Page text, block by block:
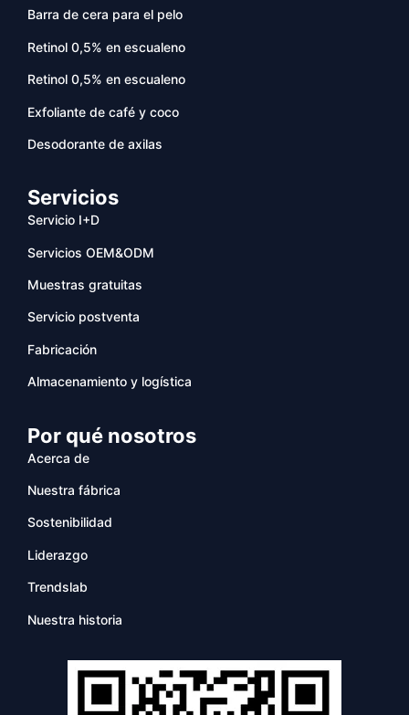
Barra de cera para el pelo
Retinol 0,5% en escualeno
Retinol 0,5% en escualeno
Exfoliante de café y coco
Desodorante de axilas
Servicios
Servicio I+D
Servicios OEM&ODM
Muestras gratuitas
Servicio postventa
Fabricación
Almacenamiento y logística
Por qué nosotros
Acerca de
Nuestra fábrica
Sostenibilidad
Liderazgo
Trendslab
Nuestra historia